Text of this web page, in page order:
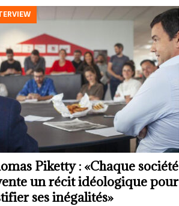
Piketty : «Chaque société
un récit idéologique pour
ses inégalités»